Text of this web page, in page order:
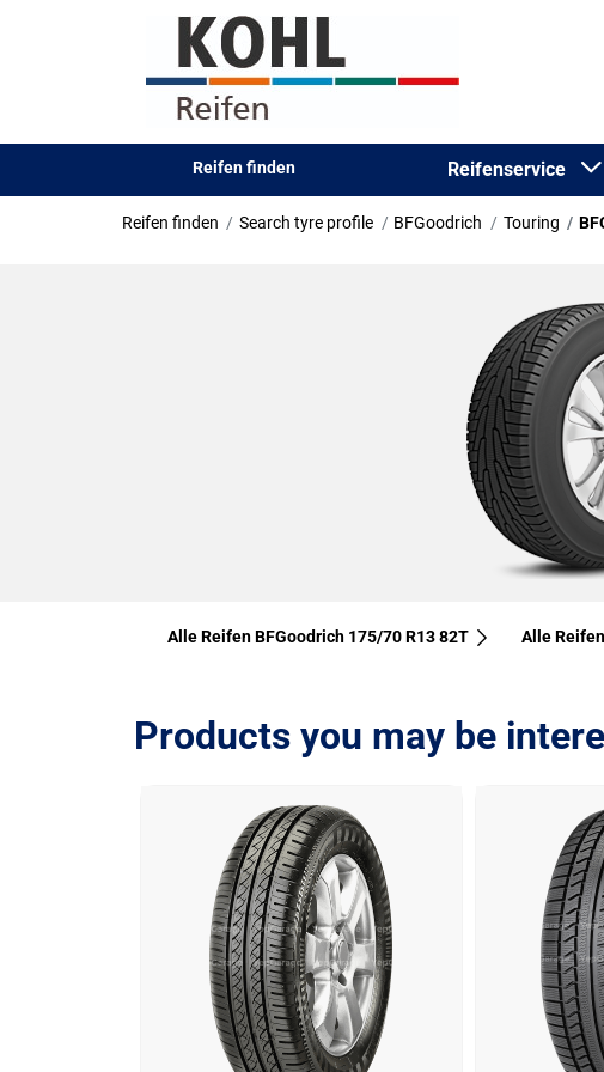
Reifen finden Reifenservice
Reifen finden Search tyre profile BFGoodrich Touring
Alle Reifen BFGoodrich 175/70 R13 82T Alle
Products you may be